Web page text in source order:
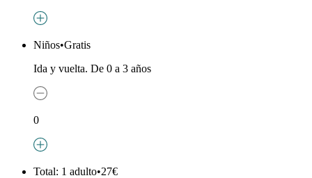
Niños•Gratis
Ida y vuelta. De 0 a 3 años
0
Total: 1 adulto•27€